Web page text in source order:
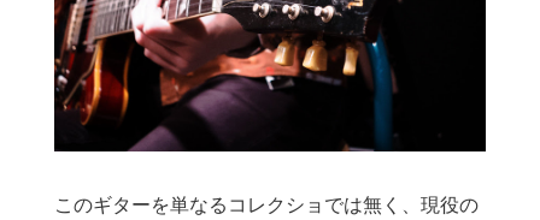
このギターを単なるコレクショでは無く、現役の